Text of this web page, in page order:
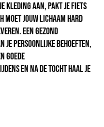
kleding aan, pakt je fiets
jouw lichaam hard
Een gezond
je persoonlijke behoeften,
goede
en NA de tocht haal je